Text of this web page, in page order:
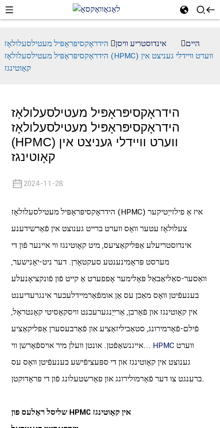
היים אינדוסטריע וויסן
הידראָקסיפּראָפּיל מעטילסעלולאָז
הידראָקסיפּראָפּיל מעטילסעלולאָז (HPMC) ווערט וויידלי געניצט אין
קאָוטינגז
הידראָקסיפּראָפּיל מעטילסעלולאָז
הידראָקסיפּראָפּיל מעטילסעלולאָז
(HPMC) ווערט וויידלי געניצט אין
קאָוטינגז
2024-11-28
הידראָקסיפּראָפּיל מעטילסעלולאָז (HPMC) איז אַ פילזייַטיקער
צעלולאָז עטער וואָס ווערט ברייט גענוצט אין פֿאַרשידענע
אינדוסטריעלע אַפּליקאַציעס, מיט קאָוטינגז ווי איינער פֿון די
מערסט פּראָמינענטע סעקטאָרן. דער ניט-יאָנישער,
וואַסער-סאַליאַבאַל פּאָלימער אָפפערט אַ קייט פֿון פֿונקציאָנעלע
בענעפֿיטן וואָס מאַכן עס אַן אומפֿאַרמיידלעכער אינגרעדיענט
אין קאָוטינגז און פֿאַרבן, אַרייַנגערעכנט וויסקאָסיטי קאָנטראָל,
פֿילם-פֿאָרמירונג, סטאַביליזאַציע און פֿאַרבעסערן אַפּליקאַציע
אייגנשאַפֿטן. אונטן וועלן מיר אויספֿאָרשן ווי... HPMC
גענוצט אין קאָוטינגז און די ספּעציפֿישע בענעפֿיטן וואָס עס
ברענגט צו דער פֿאָרמולירונג און פאָרשטעלונג פֿון די פּראָדוקטן.
שליסל ראָלעס פון HPMC אין קאָוטינגז